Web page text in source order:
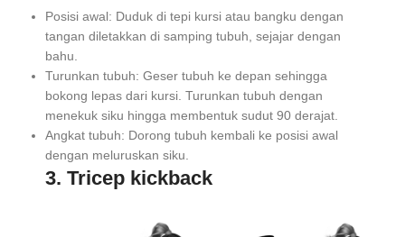
Posisi awal: Duduk di tepi kursi atau bangku dengan
tangan diletakkan di samping tubuh, sejajar dengan
bahu.
Turunkan tubuh: Geser tubuh ke depan sehingga
bokong lepas dari kursi. Turunkan tubuh dengan
menekuk siku hingga membentuk sudut 90 derajat.
Angkat tubuh: Dorong tubuh kembali ke posisi awal
dengan meluruskan siku.
3. Tricep kickback